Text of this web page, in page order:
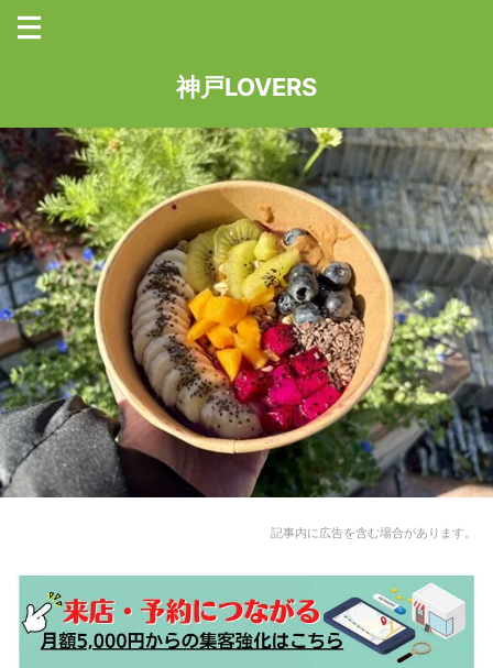
神戸LOVERS
記事内に広告を含む場合があります。